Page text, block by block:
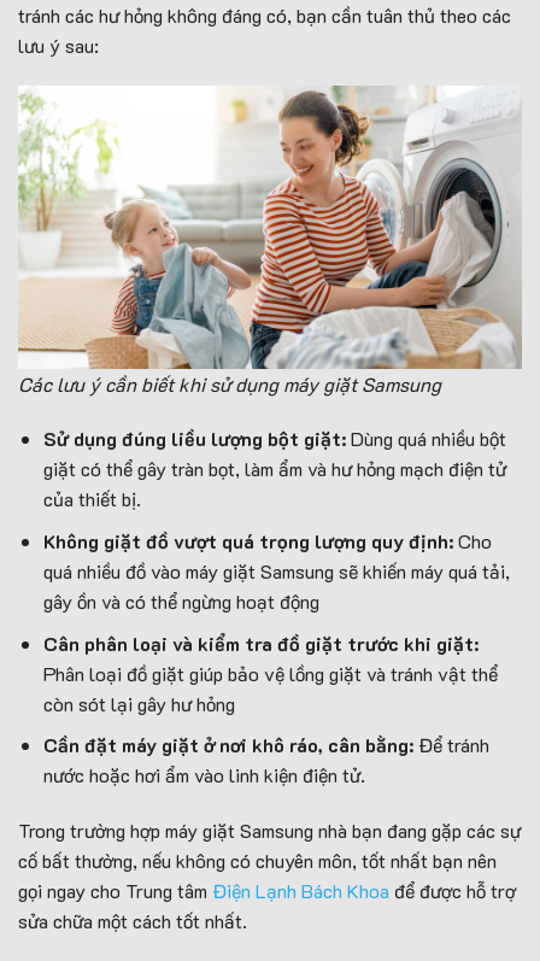
tránh các hư hỏng không đáng có, bạn cần tuân thủ theo các
lưu ý sau:
Các lưu ý cần biết khi sử dụng máy giặt Samsung
Sử dụng đúng liều lượng bột giặt:Dùng quá nhiều bột
giặt có thể gây tràn bọt, làm ẩm và hư hỏng mạch điện tử
của thiết bị.
Không giặt đồ vượt quá trọng lượng quy định:Cho
quá nhiều đồ vào máy giặt Samsung sẽ khiến máy quá tải,
gây ồn và có thể ngừng hoạt động
Cân phân loại và kiểm tra đồ giặt trước khi giặt:
Phân loại đồ giặt giúp bảo vệ lồng giặt và tránh vật thể
còn sót lại gây hư hỏng
Cần đặt máy giặt ở nơi khô ráo, cân bằng:Để tránh
nước hoặc hơi ẩm vào linh kiện điện tử.
Trong trường hợp máy giặt Samsung nhà bạn đang gặp các sự
cố bất thường, nếu không có chuyên môn, tốt nhất bạn nên
gọi ngay cho Trung tâm Điện Lạnh Bách Khoa để được hỗ trợ
sửa chữa một cách tốt nhất.